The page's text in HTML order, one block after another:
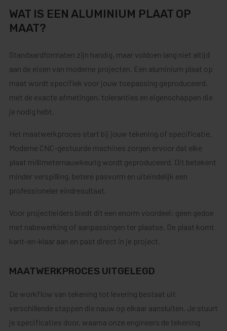
WAT IS EEN ALUMINIUM PLAAT OP
MAAT?
Standaardformaten zijn handig, maar voldoen lang niet altijd
aan de eisen van moderne projecten. Een aluminium plaat op
maat wordt specifiek voor jouw toepassing geproduceerd,
met de exacte afmetingen, toleranties en eigenschappen die
je nodig hebt.
Het maatwerkproces start bij jouw tekening of specificatie.
Moderne CNC-gestuurde machines zorgen ervoor dat elke
plaat millimeternauwkeurig wordt geproduceerd. Dit betekent
minder verspilling, betere pasvorm en uiteindelijk een
professioneler eindresultaat.
Voor projectleiders biedt dit een enorm voordeel: geen gedoe
met nabewerking of aanpassingen ter plaatse. De plaat komt
kant-en-klaar aan en past direct in je project.
MAATWERKPROCES UITGELEGD
De workflow van tekening tot levering bestaat uit
verschillende stappen die nauw op elkaar aansluiten. Je stuurt
je specificaties door, waarna onze engineers de tekening